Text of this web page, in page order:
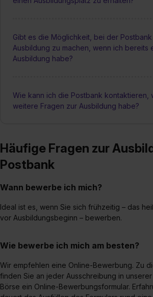
Gibt es die Möglichkeit, bei der
Ausbildung zu machen, wenn ich bereits
Ausbildung habe?
Wie kann ich die Postbank kontaktieren,
weitere Fragen zur Ausbildung habe?
Häufige Fragen zur
Postbank
Wann bewerbe ich mich?
Ideal ist es, wenn Sie sich frühzeitig – das
vor Ausbildungsbeginn – bewerben.
Wie bewerbe ich mich am besten?
Wir empfehlen eine Online-Bewerbung. Zu
finden Sie an jeder Ausschreibung in
Börse ein Online-Bewerbungsformular.